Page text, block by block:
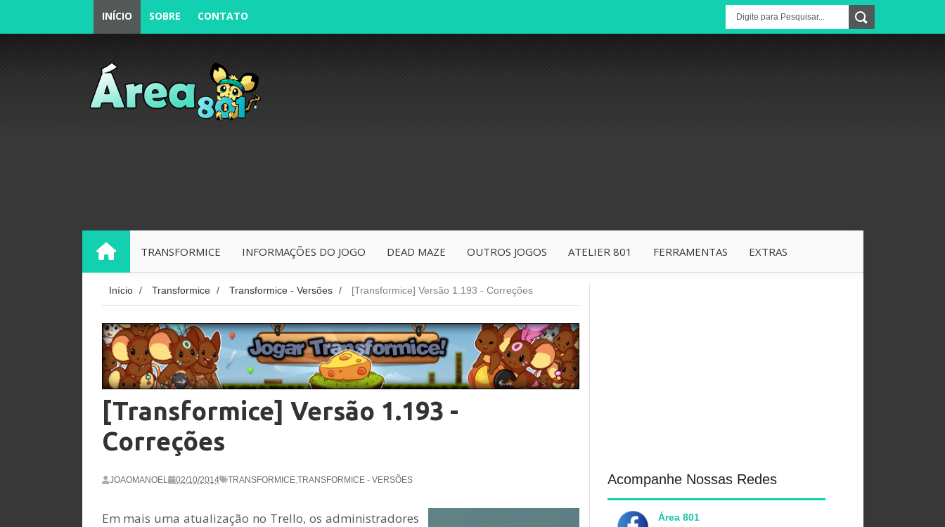
INÍCIO SOBRE CONTATO
INÍCIO
TRANSFORMICE INFORMAÇÕES DO JOGO DEAD MAZE OUTROS JOGOS ATELIER 801 FERRAMENTAS EXTRAS
Início / Transformice / Transformice - Versões / [Transformice] Versão 1.193 - Correções
[Transformice] Versão 1.193 -
Correções
JOAOMANOEL 02/10/2014 TRANSFORMICE,TRANSFORMICE - VERSÕES
Em mais uma atualização no Trello, os administradores
Acompanhe Nossas Redes
Área 801